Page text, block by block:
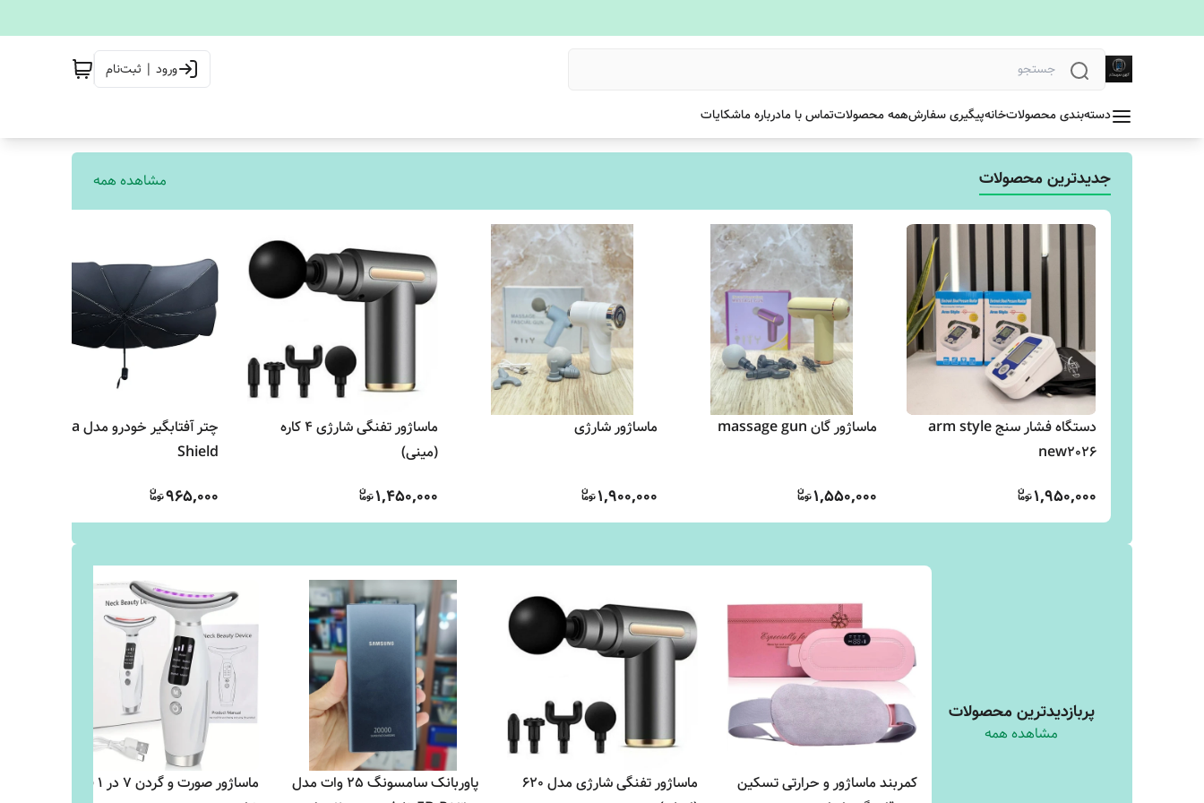
ورود | ثبت‌نام
دسته‌بندی محصولاتخانهپیگیری سفارشهمه محصولاتتماس با مادرباره ماشکایات
جدیدترین محصولات مشاهده همه
دستگاه فشار سنج arm style
new2026
1,950,000
ماساژور گان massage gun
1,550,000
ماساژور شارژی
1,900,000
ماساژور تفنگی شارژی 4 کاره
(مینی)
1,450,000
چتر آفتابگیر خودرو مدل Brella
Shield
965,000
پربازدیدترین محصولات
مشاهده همه
کمربند ماساژور و حرارتی تسکین
ماساژور تفنگی شارژی مدل 620
پاوربانک سامسونگ 25 وات مدل
ماساژور صورت و گردن ۷ در ۱ قابل